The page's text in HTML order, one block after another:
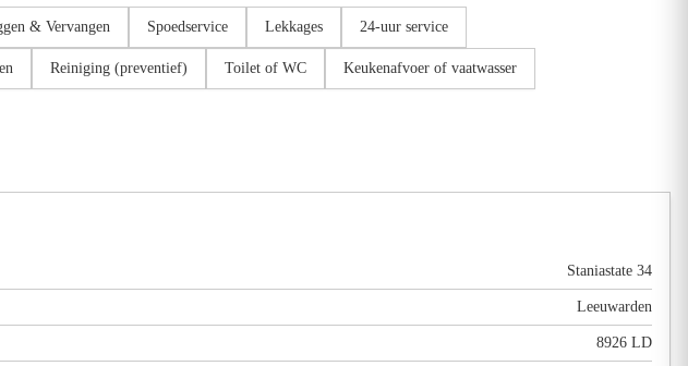
& Vervangen Spoedservice Lekkages 24-uur service
Reiniging (preventief) Toilet of WC Keukenafvoer of vaatwasser
Staniastate 34
Leeuwarden
8926 LD